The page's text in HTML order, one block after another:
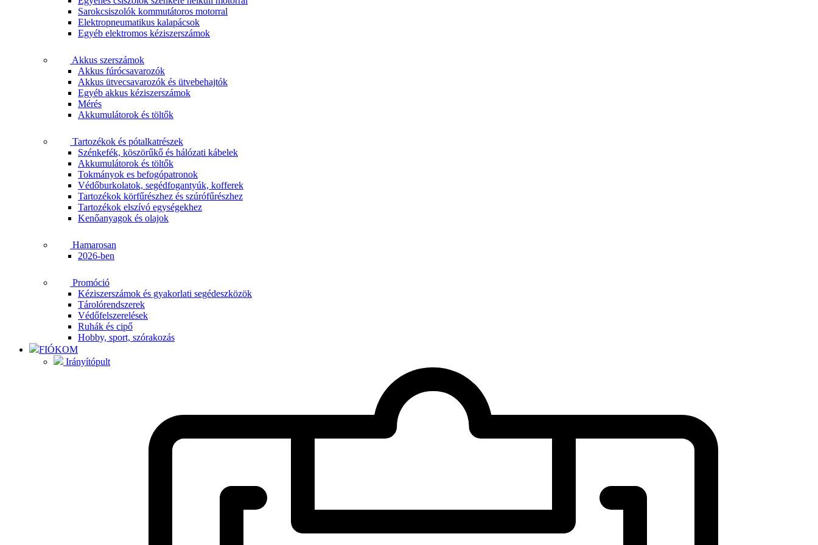
Sarokcsiszolók kommutátoros motorral
Elektropneumatikus kalapácsok
Egyéb elektromos kéziszerszámok
Akkus szerszámok
Akkus fúrócsavarozók
Akkus ütvecsavarozók és ütvebehajtók
Egyéb akkus kéziszerszámok
Mérés
Akkumulátorok és töltők
Tartozékok és pótalkatrészek
Szénkefék, köszörűkő és hálózati kábelek
Akkumulátorok és töltők
Tokmányok es befogópatronok
Védőburkolatok, segédfogantyúk, kofferek
Tartozékok körfűrészhez és szúrófűrészhez
Tartozékok elszívó egységekhez
Kenőanyagok és olajok
Hamarosan
2026-ben
Promóció
Kéziszerszámok és gyakorlati segédeszközök
Tárolórendszerek
Védőfelszerelések
Ruhák és cipő
Hobby, sport, szórakozás
FIÓKOM
Irányítópult